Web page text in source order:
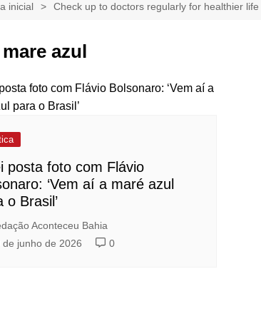
inicial Check up to doctors regularly for healthier life
mare azul
posta foto com Flávio
‘Vem aí a maré azul
o Brasil’
Aconteceu Bahia
de junho de 2026
0